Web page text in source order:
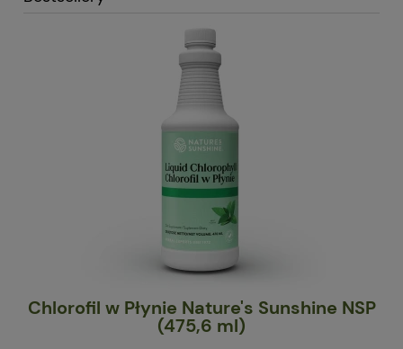
Chlorofil w Płynie Nature's Sunshine NSP
(475,6 ml)